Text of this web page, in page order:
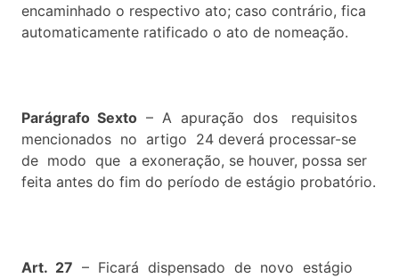
encaminhado o respectivo ato; caso contrário, fica
automaticamente ratificado o ato de nomeação.
Parágrafo Sexto – A apuração dos requisitos
mencionados no artigo 24 deverá processar-se
de modo que a exoneração, se houver, possa ser
feita antes do fim do período de estágio probatório.
Art. 27 – Ficará dispensado de novo estágio